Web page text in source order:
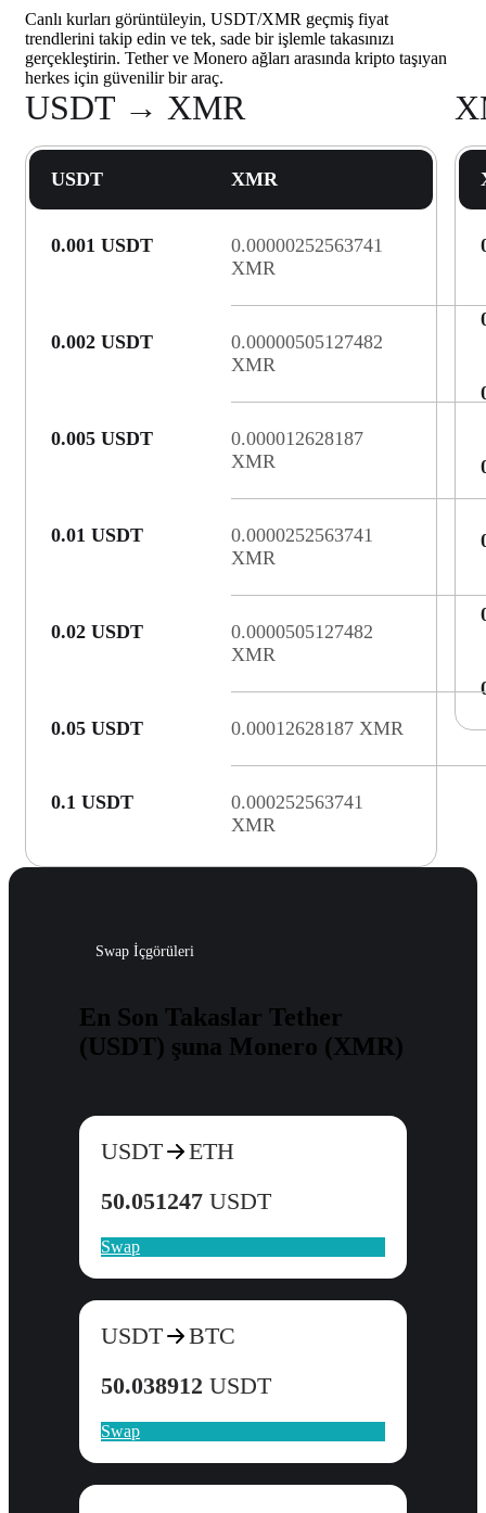
Canlı kurları görüntüleyin, USDT/XMR geçmiş fiyat
trendlerini takip edin ve tek, sade bir işlemle takasınızı
gerçekleştirin. Tether ve Monero ağları arasında kripto taşıyan
herkes için güvenilir bir araç.
USDT → XMR
USDT XMR
0.001 USDT
0.00000252563741
XMR
0.002 USDT
0.00000505127482
XMR
0.005 USDT
0.000012628187
XMR
0.01 USDT
0.0000252563741
XMR
0.02 USDT
0.0000505127482
XMR
0.05 USDT 0.00012628187 XMR
0.1 USDT
0.000252563741
XMR
Swap İçgörüleri
En Son Takaslar Tether
(USDT) şuna Monero (XMR)
USDT
ETH
50.051247 USDT
Swap
USDT
BTC
50.038912 USDT
Swap